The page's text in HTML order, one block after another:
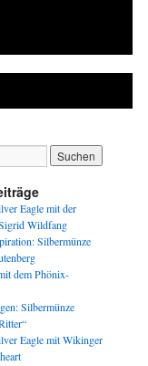
Eagle mit der
Wildfang
Silbermünze
dem Phönix-
Silbermünze
Eagle mit Wikinger